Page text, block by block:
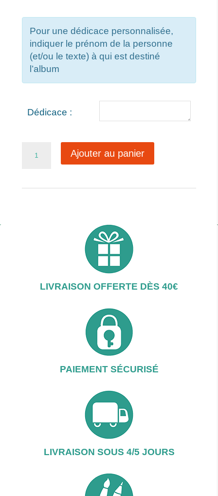
Pour une dédicace personnalisée,
indiquer le prénom de la personne
(et/ou le texte) à qui est destiné
l’album
Dédicace :
licorne
Ajouter au panier
LIVRAISON OFFERTE DÈS 40€
PAIEMENT SÉCURISÉ
LIVRAISON SOUS 4/5 JOURS